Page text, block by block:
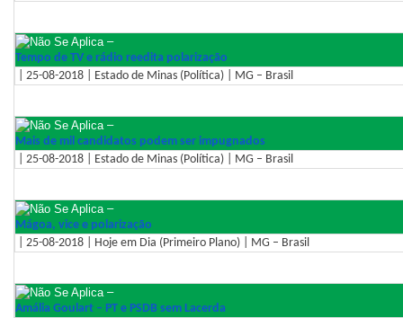
–
Tempo de TV e rádio reedita polarização
| 25-08-2018 | Estado de Minas (Política) | MG – Brasil
–
Mais de mil candidatos podem ser impugnados
| 25-08-2018 | Estado de Minas (Política) | MG – Brasil
–
Mágoa, vice e polarização
| 25-08-2018 | Hoje em Dia (Primeiro Plano) | MG – Brasil
–
Amália Goulart – PT e PSDB sem Lacerda